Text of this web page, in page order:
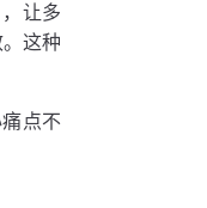
让多
这种
点不